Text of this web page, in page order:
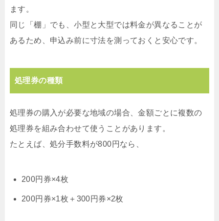
ます。
同じ「棚」でも、小型と大型では料金が異なることが
あるため、申込み前に寸法を測っておくと安心です。
処理券の種類
処理券の購入が必要な地域の場合、金額ごとに複数の
処理券を組み合わせて使うことがあります。
たとえば、処分手数料が800円なら、
200円券×4枚
200円券×1枚＋300円券×2枚